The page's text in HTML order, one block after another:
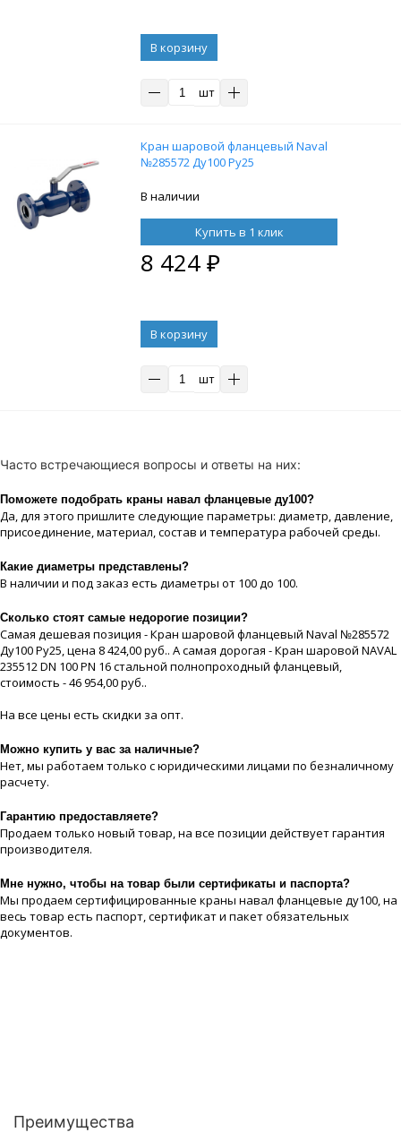
В корзину
шт
Кран шаровой фланцевый Naval
№285572 Ду100 Ру25
В наличии
Купить в 1 клик
8 424₽
В корзину
шт
Часто встречающиеся вопросы и ответы на них:
Поможете подобрать краны навал фланцевые ду100?
Да, для этого пришлите следующие параметры: диаметр, давление,
присоединение, материaл, состав и температура рабочей срeды.
Какие диaметры представлены?
В наличии и под заказ есть диaметры от 100 до 100.
Сколько стоят самые недорогие позиции?
Самая дешевая позиция - Кран шаровой фланцевый Naval №285572
Ду100 Ру25, цeна 8 424,00 руб.. А самая дорогая - Кран шаровой NAVAL
235512 DN 100 PN 16 стальной полнопроходный фланцевый,
стоимость - 46 954,00 руб..
На все цeны есть скидки за опт.
Можно купить у вас за наличные?
Нет, мы работаем только с юридическими лицами по безналичному
расчету.
Гарантию предоставляете?
Продаем только новый товар, на все позиции действует гарантия
производителя.
Мне нужно, чтобы на товар были сертификаты и паспорта?
Мы продаем сертифицированные краны навал фланцевые ду100, на
весь товар есть паспорт, сертификат и пакет обязательных
документов.
Преимущества